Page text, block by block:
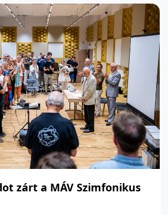
zárt a MÁV Szimfonikus